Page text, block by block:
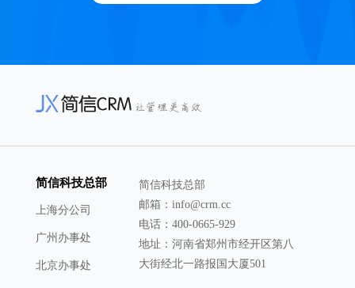
简信科技总部
上海分公司
广州办事处
北京办事处
简信科技总部
邮箱：info@crm.cc
电话：400-0665-929
地址：河南省郑州市经开区第八
大街经北一路报国大厦501